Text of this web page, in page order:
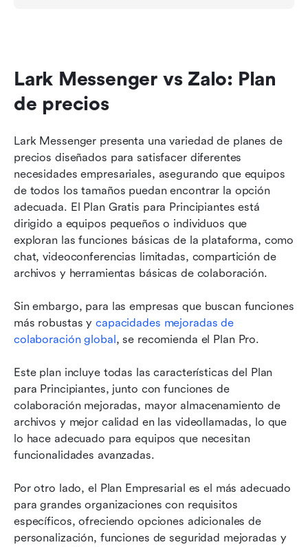
Lark Messenger vs Zalo: Plan
de precios
Lark Messenger presenta una variedad de planes de
precios diseñados para satisfacer diferentes
necesidades empresariales, asegurando que equipos
de todos los tamaños puedan encontrar la opción
adecuada. El Plan Gratis para Principiantes está
dirigido a equipos pequeños o individuos que
exploran las funciones básicas de la plataforma, como
chat, videoconferencias limitadas, compartición de
archivos y herramientas básicas de colaboración.
Sin embargo, para las empresas que buscan funciones
más robustas y capacidades mejoradas de
colaboración global , se recomienda el Plan Pro.
Este plan incluye todas las características del Plan
para Principiantes, junto con funciones de
colaboración mejoradas, mayor almacenamiento de
archivos y mejor calidad en las videollamadas, lo que
lo hace adecuado para equipos que necesitan
funcionalidades avanzadas.
Por otro lado, el Plan Empresarial es el más adecuado
para grandes organizaciones con requisitos
específicos, ofreciendo opciones adicionales de
personalización, funciones de seguridad mejoradas y